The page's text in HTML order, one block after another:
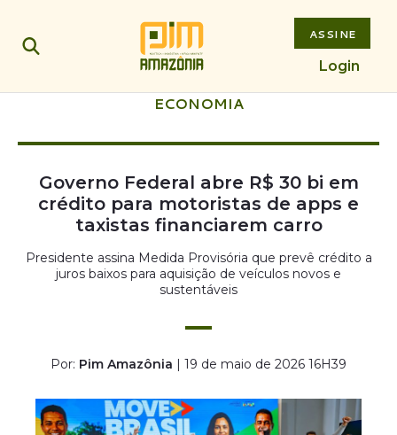
ASSINE
Login
ECONOMIA
Governo Federal abre R$ 30 bi em
crédito para motoristas de apps e
taxistas financiarem carro
Presidente assina Medida Provisória que prevê crédito a
juros baixos para aquisição de veículos novos e
sustentáveis
Por: Pim Amazônia | 19 de maio de 2026 16H39